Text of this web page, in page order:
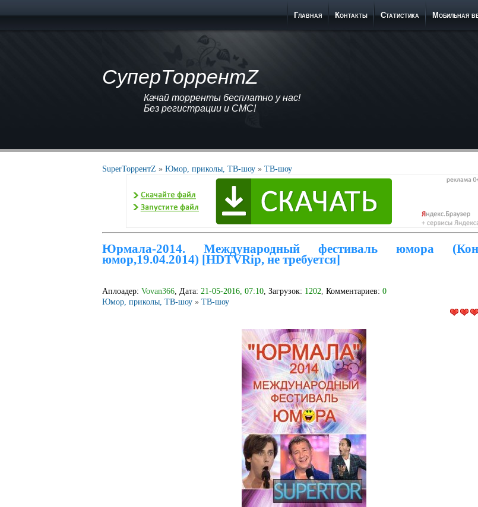
СуперТоррентZ
Качай торренты бесплатно у нас!
Без регистрации и СМС!
Главная Контакты Статистика Мобильная
SuperТоррентZ » Юмор, приколы, ТВ-шоу » ТВ-шоу
Юрмала-2014. Международный фестиваль юмора
юмор,19.04.2014) [HDTVRip, не требуется]
Аплоадер: Vovan366 , Дата: 21-05-2016, 07:10 , Загрузок: 1202 Комментариев: 0
Юмор, приколы, ТВ-шоу » ТВ-шоу